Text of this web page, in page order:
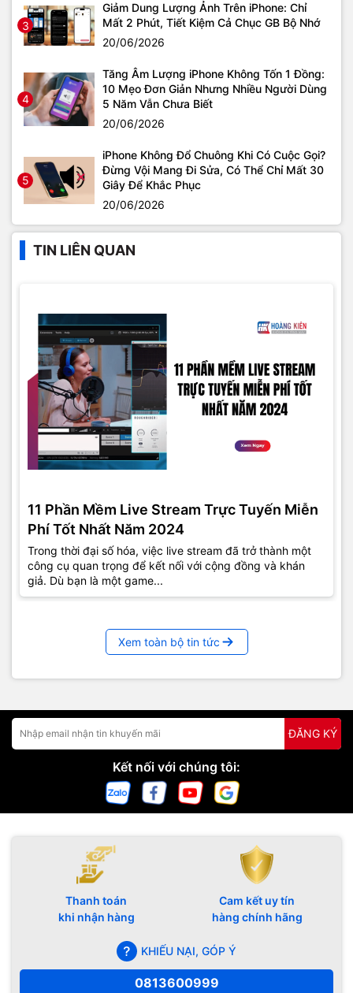
3
Giảm Dung Lượng Ảnh Trên iPhone: Chỉ
Mất 2 Phút, Tiết Kiệm Cả Chục GB Bộ Nhớ
20/06/2026
4
Tăng Âm Lượng iPhone Không Tốn 1 Đồng:
10 Mẹo Đơn Giản Nhưng Nhiều Người Dùng
5 Năm Vẫn Chưa Biết
20/06/2026
5
iPhone Không Đổ Chuông Khi Có Cuộc Gọi?
Đừng Vội Mang Đi Sửa, Có Thể Chỉ Mất 30
Giây Để Khắc Phục
20/06/2026
TIN LIÊN QUAN
11 Phần Mềm Live Stream Trực Tuyến Miễn
Phí Tốt Nhất Năm 2024
Trong thời đại số hóa, việc live stream đã trở thành một
công cụ quan trọng để kết nối với cộng đồng và khán
giả. Dù bạn là một game...
Xem toàn bộ tin tức
ĐĂNG KÝ
Kết nối với chúng tôi:
Thanh toán
khi nhận hàng
Cam kết uy tín
hàng chính hãng
KHIẾU NẠI, GÓP Ý
0813600999